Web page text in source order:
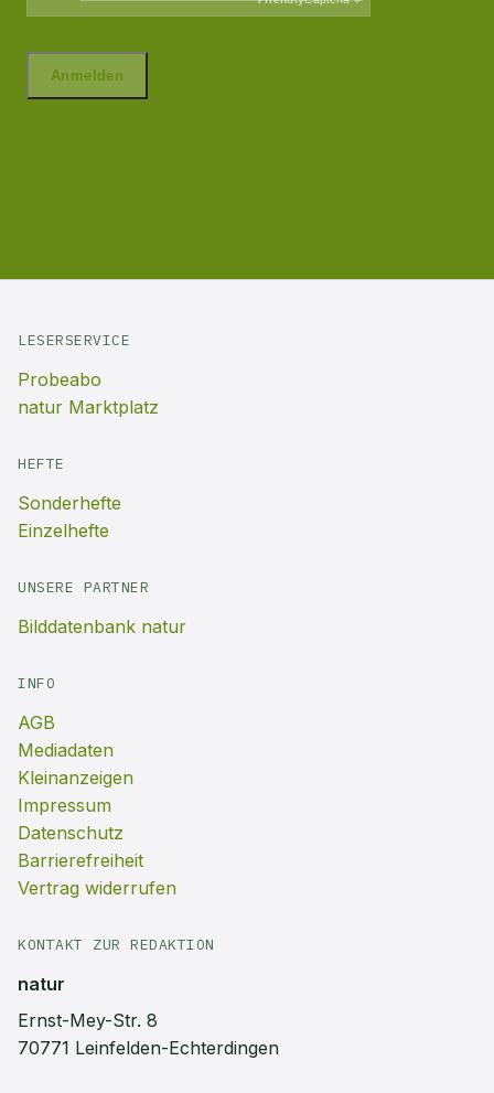
LESERSERVICE
Probeabo
natur Marktplatz
HEFTE
Sonderhefte
Einzelhefte
UNSERE PARTNER
Bilddatenbank natur
INFO
AGB
Mediadaten
Kleinanzeigen
Impressum
Datenschutz
Barrierefreiheit
Vertrag widerrufen
KONTAKT ZUR REDAKTION
natur
Ernst-Mey-Str. 8
70771 Leinfelden-Echterdingen